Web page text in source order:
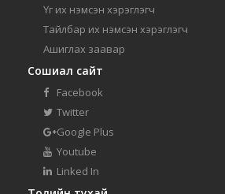
Үг их нэмсэн хэрэглэгч
Тайлбар их нэмсэн хэрэглэгч
Ашиглах заавар
Сошиал сайт
Facebook
Twitter
Google Plus
Youtube
Linked In